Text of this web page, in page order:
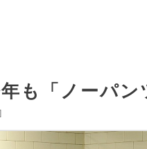
も「ノーパン